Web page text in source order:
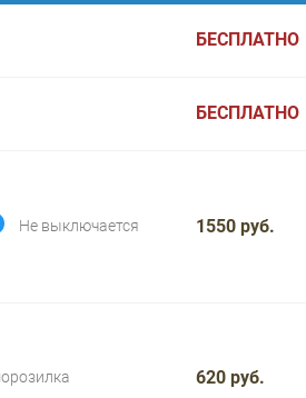
БЕСПЛАТНО
БЕСПЛАТНО
Не выключается
1550 руб.
620 руб.